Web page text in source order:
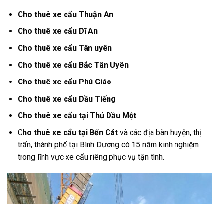
Cho thuê xe cẩu Thuận An
Cho thuê xe cẩu Dĩ An
Cho thuê xe cẩu Tân uyên
Cho thuê xe cẩu Bắc Tân Uyên
Cho thuê xe cẩu Phú Giáo
Cho thuê xe cẩu Dầu Tiếng
Cho thuê xe cẩu tại Thủ Dầu Một
Cho thuê xe cẩu tại Bến Cát và các địa bàn huyện, thị
trấn, thành phố tại Bình Dương có 15 năm kinh nghiệm
trong lĩnh vực xe cẩu riêng phục vụ tận tình.